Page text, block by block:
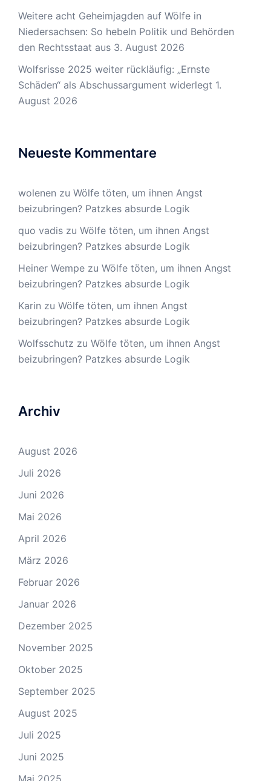
Weitere acht Geheimjagden auf Wölfe in
Niedersachsen: So hebeln Politik und Behörden
den Rechtsstaat aus 3. August 2026
Wolfsrisse 2025 weiter rückläufig: „Ernste
Schäden“ als Abschussargument widerlegt 1.
August 2026
Neueste Kommentare
wolenen zu Wölfe töten, um ihnen Angst
beizubringen? Patzkes absurde Logik
quo vadis zu Wölfe töten, um ihnen Angst
beizubringen? Patzkes absurde Logik
Heiner Wempe zu Wölfe töten, um ihnen Angst
beizubringen? Patzkes absurde Logik
Karin zu Wölfe töten, um ihnen Angst
beizubringen? Patzkes absurde Logik
Wolfsschutz zu Wölfe töten, um ihnen Angst
beizubringen? Patzkes absurde Logik
Archiv
August 2026
Juli 2026
Juni 2026
Mai 2026
April 2026
März 2026
Februar 2026
Januar 2026
Dezember 2025
November 2025
Oktober 2025
September 2025
August 2025
Juli 2025
Juni 2025
Mai 2025